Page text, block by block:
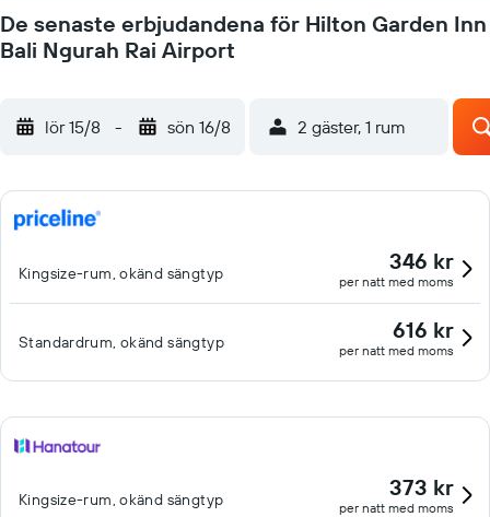
strykjärn/strykbräda och mörkläggningsgardiner. Städning sker
dagligen. En utomhuspool och barnpool finns på området. Här
finns även fitnesscenter (öppet dygnet runt). Fritidsaktiviteterna
Avgifter kan tillkomma.
De senaste erbjudandena för Hilton Garden Inn
Bali Ngurah Rai Airport
lör 15/8 - sön 16/8 2 gäster, 1 rum
Kingsize-rum, okänd sängtyp 346 kr
per natt med moms
Standardrum, okänd sängtyp 616 kr
per natt med moms
Kingsize-rum, okänd sängtyp 373 kr
per natt med moms